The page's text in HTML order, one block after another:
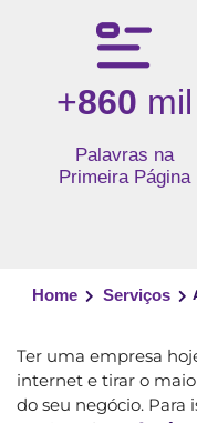
+860 mil
Palavras na
Primeira Página
Home Serviços
Ter uma empresa
internet e tirar o
do seu negócio. Para